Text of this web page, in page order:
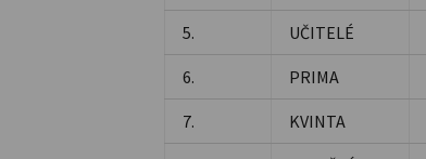
5. UČITELÉ
6. PRIMA
7. KVINTA